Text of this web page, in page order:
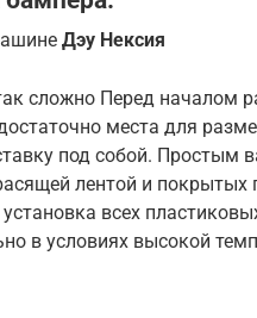
Дэу Нексия
сложно Перед началом
места для
под собой. Простым
лентой и покрытых
установка всех
в условиях высокой